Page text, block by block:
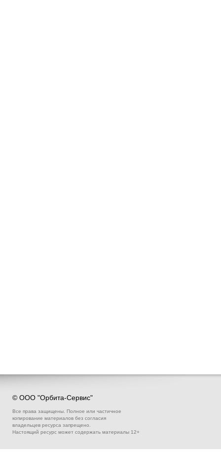
© ООО "Орбита-Сервис"
Все права защищены. Полное или частичное
копирование материалов без согласия
владельцев ресурса запрещено.
Настоящий ресурс может содержать материалы 12+